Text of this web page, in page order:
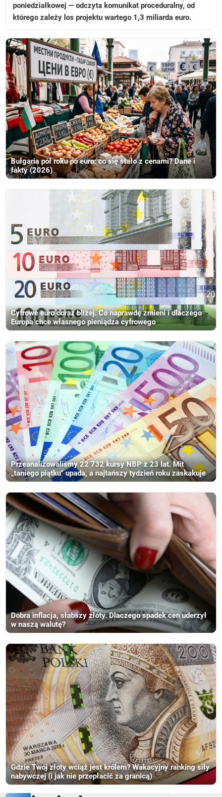
poniedziałkowej — odczyta komunikat proceduralny, od
którego zależy los projektu wartego 1,3 miliarda euro.
Bułgaria pół roku po euro: co się stało z cenami? Dane i
fakty (2026)
Cyfrowe euro coraz bliżej. Co naprawdę zmieni i dlaczego
Europa chce własnego pieniądza cyfrowego
Przeanalizowaliśmy 22 732 kursy NBP z 23 lat. Mit
„taniego piątku" upada, a najtańszy tydzień roku zaskakuje
Dobra inflacja, słabszy złoty. Dlaczego spadek cen uderzył
w naszą walutę?
Gdzie Twój złoty wciąż jest królem? Wakacyjny ranking siły
nabywczej (i jak nie przepłacić za granicą)